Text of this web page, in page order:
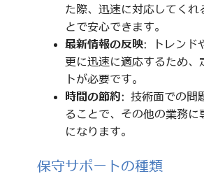
た際、迅速に対応してくれ
とで安心できます。
最新情報の反映: トレンド
更に迅速に適応するため、
トが必要です。
時間の節約: 技術面での問
ることで、その他の業務に
になります。
保守サポートの種類